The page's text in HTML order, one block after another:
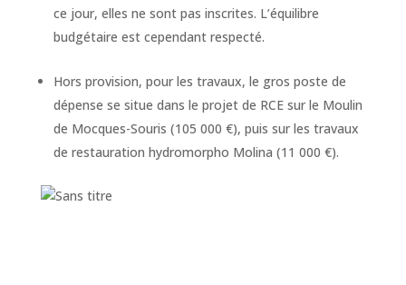
ce jour, elles ne sont pas inscrites. L’équilibre
budgétaire est cependant respecté.
Hors provision, pour les travaux, le gros poste de
dépense se situe dans le projet de RCE sur le Moulin
de Mocques-Souris (105 000 €), puis sur les travaux
de restauration hydromorpho Molina (11 000 €).